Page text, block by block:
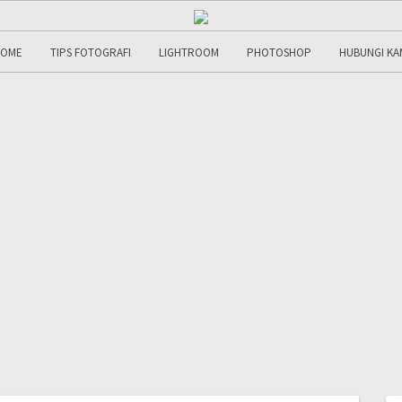
TIPS FOTOGRAFI LIGHTROOM PHOTOSHOP HUBUNGI